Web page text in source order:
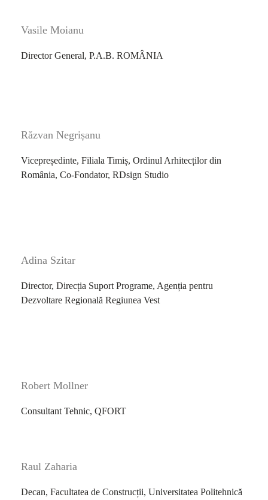
Vasile Moianu
Director General, P.A.B. ROMÂNIA
Răzvan Negrișanu
Vicepreședinte, Filiala Timiș, Ordinul Arhitecților din
România, Co-Fondator, RDsign Studio
Adina Szitar
Director, Direcția Suport Programe, Agenția pentru
Dezvoltare Regională Regiunea Vest
Robert Mollner
Consultant Tehnic, QFORT
Raul Zaharia
Decan, Facultatea de Construcții, Universitatea Politehnică